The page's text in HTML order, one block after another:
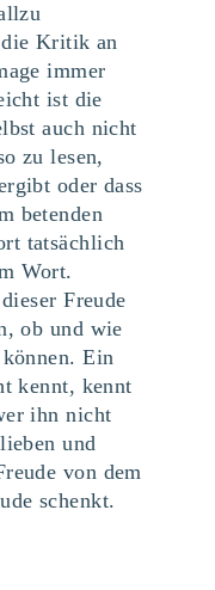
Kritik an
immer
ist die
auch nicht
zu lesen,
oder dass
betenden
tatsächlich
Wort.
Freude
ob und wie
Ein
kennt, kennt
ihn nicht
und
von dem
schenkt.